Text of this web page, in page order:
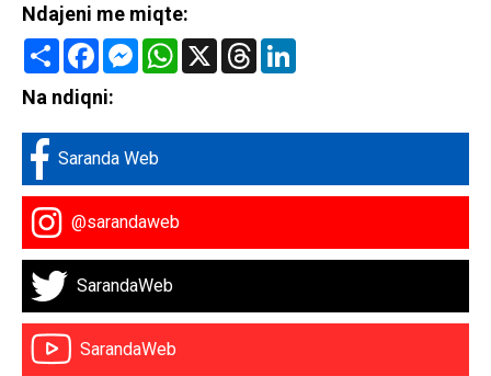
Ndajeni me miqte:
Share FacebookMessenger
WhatsApp
X Threads
Na ndiqni:
Saranda Web
@sarandaweb
SarandaWeb
SarandaWeb